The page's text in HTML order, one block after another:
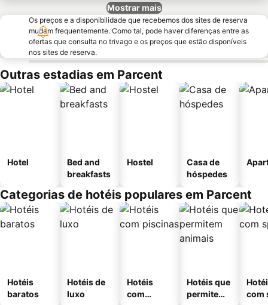
Mostrar mais
Os preços e a disponibilidade que recebemos dos sites de reserva
mudam frequentemente. Como tal, pode haver diferenças entre as
ofertas que consulta no trivago e os preços que estão disponíveis
nos sites de reserva.
Outras estadias em Parcent
Hotel
Bed and
breakfasts
Hostel
Casa de
hóspedes
Categorias de hotéis populares em Parcent
Hotéis
baratos
Hotéis de
luxo
Hotéis
com
Hotéis que
permitem
com